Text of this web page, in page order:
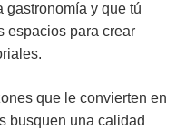
gastronomía y que tú
espacios para crear
que le convierten en
busquen una calidad